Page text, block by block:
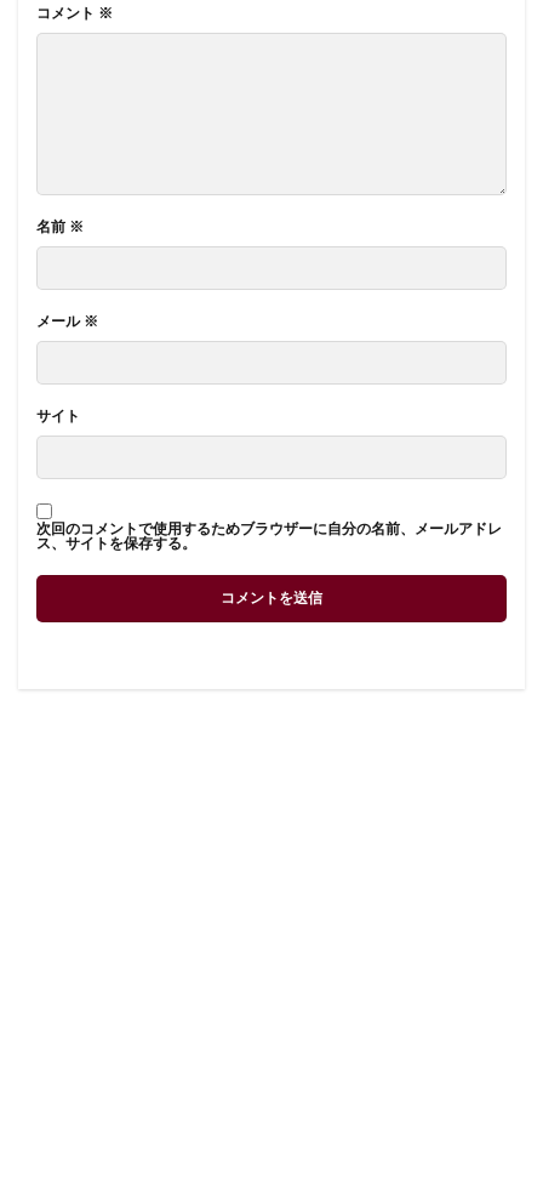
コメント ※
名前 ※
メール ※
サイト
次回のコメントで使用するためブラウザーに自分の名前、メールアドレ
ス、サイトを保存する。